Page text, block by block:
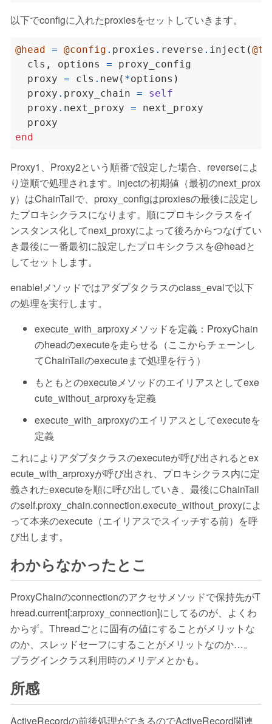
以下でconfigに入れたproxiesをセットしていきます。
@head = @config . proxies . reverse . inject (
  cls
, options =
  proxy
= cls . new( *options )
  proxy
. proxy_chain =
self
  proxy
. next_proxy =
end
Proxy1、Proxy2という順番で設定した場合、reverseによ
り逆順で処理されます。injectの初期値（最初のnext_prox
y）はChainTailで、proxy_configはproxiesの最後に設定し
たプロキシクラスになります。順にプロキシクラスをイ
ンスタンス化してnext_proxyによって後ろからつなげてい
き最後に一番最初に設定したプロキシクラスを@headと
してセットします。
enable!メソッドではアダプタクラスのclass_evalで以下
の処理を実行します。
execute_with_arproxyメソッドを定義：ProxyChain
のheadのexecuteを走らせる（ここからチェーンし
てChainTailのexecuteまで処理を行う）
もともとのexecuteメソッドのエイリアスとしてexe
cute_without_arproxyを定義
execute_with_arproxyのエイリアスとしてexecuteを
定義
これによりアダプタクラスのexecuteが呼び出されるとex
ecute_with_arproxyが呼び出され、プロキシクラス内に定
義されたexecuteを順に呼び出していき、最後にChainTail
のself.proxy_chain.connection.execute_without_proxyによ
って本来のexecute（エイリアスでスイッチする前）を呼
び出します。
わからなかったとこ
ProxyChainのconnectionのアクセサメソッドで保持先がT
hread.current[:arproxy_connection]にしてるのが、よくわ
からず。Threadごとに固有の値にすることがメリットな
のか、スレッドセーフにすることがメリットなのか…。
プラグインクラス利用時のメリデメとかも。
所感
ActiveRecordの前後処理ができるのでActiveRecord関連